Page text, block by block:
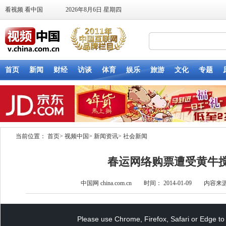
当前位置： 首页> 视频中国> 新闻资讯> 社会新闻
春运网络购票遭受黄牛
中国网 china.com.cn 时间： 2014-01-09 内容来
Please use Chrome, Firefox, Safari or Edge